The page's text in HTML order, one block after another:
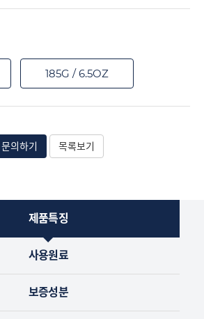
185G / 6.5OZ
문의하기 목록보기
제품특징
사용원료
보증성분